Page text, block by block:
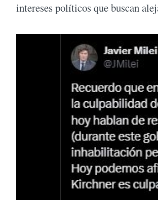
intereses políticos que buscan